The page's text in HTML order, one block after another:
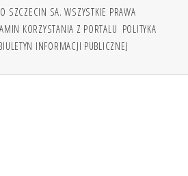
SZCZECIN SA. WSZYSTKIE PRAWA
KORZYSTANIA Z PORTALU POLITYKA
INFORMACJI PUBLICZNEJ